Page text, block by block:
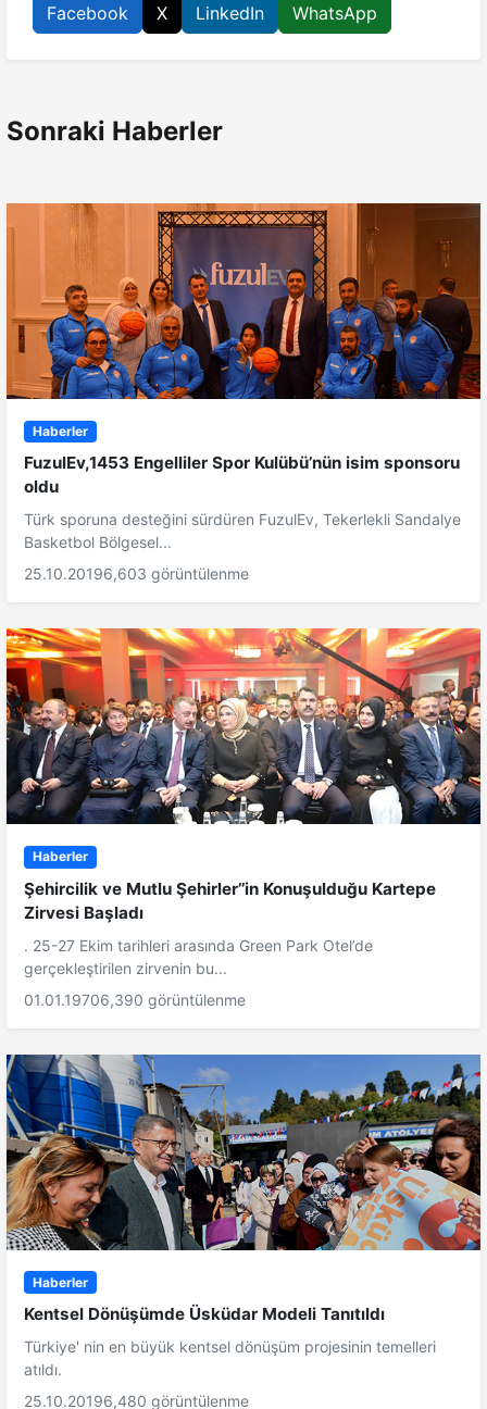
Facebook X LinkedIn WhatsApp
Sonraki Haberler
Haberler
FuzulEv,1453 Engelliler Spor Kulübü’nün isim sponsoru
oldu
Türk sporuna desteğini sürdüren FuzulEv, Tekerlekli Sandalye
Basketbol Bölgesel...
25.10.20196,603 görüntülenme
Haberler
Şehircilik ve Mutlu Şehirler’’in Konuşulduğu Kartepe
Zirvesi Başladı
. 25-27 Ekim tarihleri arasında Green Park Otel’de
gerçekleştirilen zirvenin bu...
01.01.19706,390 görüntülenme
Haberler
Kentsel Dönüşümde Üsküdar Modeli Tanıtıldı
Türkiye' nin en büyük kentsel dönüşüm projesinin temelleri
atıldı.
25.10.20196,480 görüntülenme